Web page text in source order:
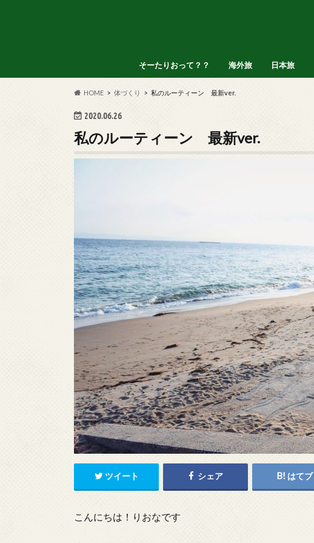
そーたりおって？？ 海外旅 日本旅
HOME 体づくり 私のルーティーン 最新ver.
2020.06.26
私のルーティーン 最新ver.
ツイート シェア はてブ
こんにちは！りおなです